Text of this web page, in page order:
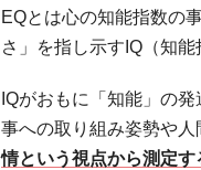
EQとは心の知能指数の
さ」を指し示すIQ（知能
IQがおもに「知能」の
事への取り組み姿勢や
情という視点から測定す